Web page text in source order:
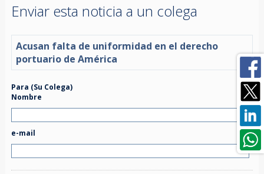
Enviar esta noticia a un colega
Acusan falta de uniformidad en el derecho
portuario de América
Para (Su Colega)
Nombre
e-mail